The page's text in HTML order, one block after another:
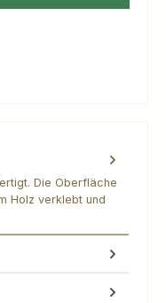
Die Oberfläche
Holz verklebt und